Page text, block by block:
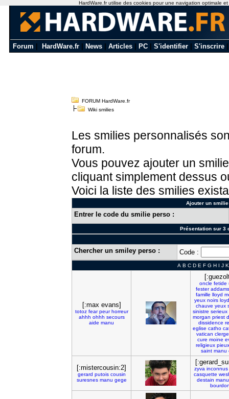
Forum HardWare.fr News Articles PC S'identifier S'inscrire
FORUM HardWare.fr
Wiki smilies
Les smilies personnalisés
forum.
Vous pouvez ajouter un
cliquant simplement dessus
Voici la liste des smilies
Ajouter un
Entrer le code du smilie perso :
Présentation sur 3
Chercher un smiley perso : Code :
A B C D E F G H I J K
[:max evans]
totoz fear peur horreur
ahhh ohhh secours
aide manu
oncle fetide
fester addams
famille lloyd
yeux noirs loyd
chauve yeux
sinistre serieux
morgan priest
dissidence
eglise catho
vatican clerge
cure moine
religieux pieux
saint manu
[:mistercousin:2]
gerard putois cousin
suresnes manu gege
zyva inconnus
casquette
destain manu
HardWare.fr utilise des cookies pour une navigation optimale